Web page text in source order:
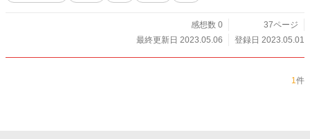
感想数 0
37ページ
最終更新日 2023.05.06
登録日 2023.05.01
1件